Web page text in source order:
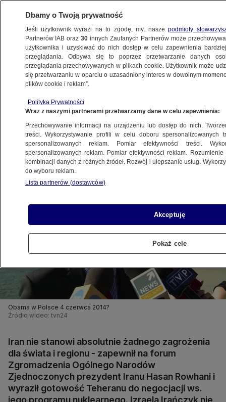
ŚWIAT
Izrael: Cynizm i hipokryzja
25.09.2013, 03:33Aktualizacja:25.09.2013, 06:06
Udostępnij
Obama w Polsce 4 czerwca 2014?
Źródło wideo: tvn24
Iran nie stanowi absolutnie żadnego zagrożenia
dla świata i regionu - zapewnił na forum
Zgromadzenia Ogólnego Narodów
Zjednoczonych prezydent Iranu Hasan Rowhani i
wyraził gotowość Teheranu do negocjacji ws.
jego programu nuklearnego. Izraela Irańczyk nie
Dbamy o Twoją prywatność
Jeśli użytkownik wyrazi na to zgodę, my, naszepodmioty
Partnerów IAB oraz30 innych Zaufanych Partnerów może
użytkownika i uzyskiwać do nich dostęp w celu zapewnienia
przeglądania. Odbywa się to poprzez przetwarzanie danych
przeglądania przechowywanych w plikach cookie. Użytkownik może
się przetwarzaniu w oparciu o uzasadniony interes w dowolnym
plików cookie i reklam”.
Polityka Prywatności
Wraz z naszymi partnerami przetwarzamy dane w celu zapewnienia:
Przechowywanie informacji na urządzeniu lub dostęp do nich.
treści. Wykorzystywanie profili w celu doboru spersonalizowanych
spersonalizowanych reklam. Pomiar efektywności treści.
spersonalizowanych reklam. Pomiar efektywności reklam.
kombinacji danych z różnych źródeł. Rozwój i ulepszanie usług.
do wyboru reklam.
Lista partnerów (dostawców)
Akceptuję
Pokaż cele